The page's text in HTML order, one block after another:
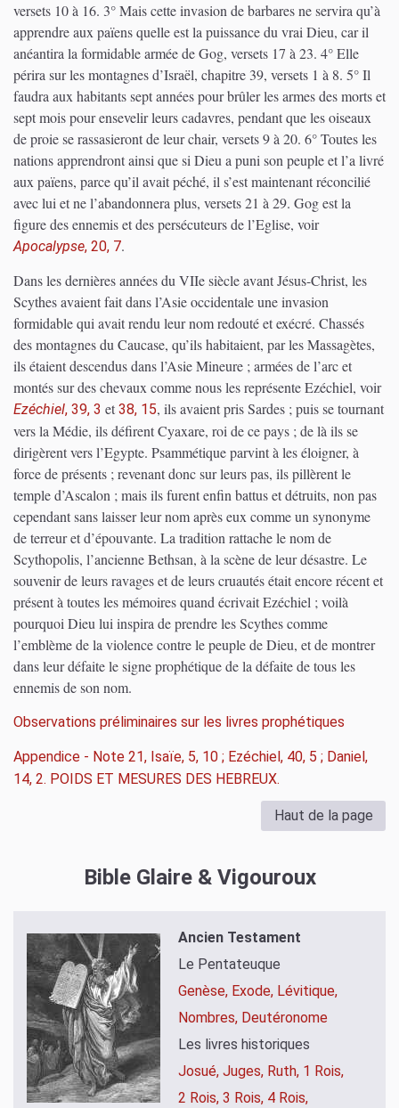
versets 10 à 16. 3° Mais cette invasion de barbares ne servira qu’à
apprendre aux païens quelle est la puissance du vrai Dieu, car il
anéantira la formidable armée de Gog, versets 17 à 23. 4° Elle
périra sur les montagnes d’Israël, chapitre 39, versets 1 à 8. 5° Il
faudra aux habitants sept années pour brûler les armes des morts et
sept mois pour ensevelir leurs cadavres, pendant que les oiseaux
de proie se rassasieront de leur chair, versets 9 à 20. 6° Toutes les
nations apprendront ainsi que si Dieu a puni son peuple et l’a livré
aux païens, parce qu’il avait péché, il s’est maintenant réconcilié
avec lui et ne l’abandonnera plus, versets 21 à 29. Gog est la
figure des ennemis et des persécuteurs de l’Eglise, voir
Apocalypse, 20, 7.
Dans les dernières années du VIIe siècle avant Jésus-Christ, les
Scythes avaient fait dans l’Asie occidentale une invasion
formidable qui avait rendu leur nom redouté et exécré. Chassés
des montagnes du Caucase, qu’ils habitaient, par les Massagètes,
ils étaient descendus dans l’Asie Mineure ; armées de l’arc et
montés sur des chevaux comme nous les représente Ezéchiel, voir
Ezéchiel, 39, 3 et 38, 15, ils avaient pris Sardes ; puis se tournant
vers la Médie, ils défirent Cyaxare, roi de ce pays ; de là ils se
dirigèrent vers l’Egypte. Psammétique parvint à les éloigner, à
force de présents ; revenant donc sur leurs pas, ils pillèrent le
temple d’Ascalon ; mais ils furent enfin battus et détruits, non pas
cependant sans laisser leur nom après eux comme un synonyme
de terreur et d’épouvante. La tradition rattache le nom de
Scythopolis, l’ancienne Bethsan, à la scène de leur désastre. Le
souvenir de leurs ravages et de leurs cruautés était encore récent et
présent à toutes les mémoires quand écrivait Ezéchiel ; voilà
pourquoi Dieu lui inspira de prendre les Scythes comme
l’emblème de la violence contre le peuple de Dieu, et de montrer
dans leur défaite le signe prophétique de la défaite de tous les
ennemis de son nom.
Observations préliminaires sur les livres prophétiques
Appendice - Note 21, Isaïe, 5, 10 ; Ezéchiel, 40, 5 ; Daniel,
14, 2. POIDS ET MESURES DES HEBREUX.
Haut de la page
Bible Glaire & Vigouroux
Ancien Testament
Le Pentateuque
Genèse, Exode, Lévitique,
Nombres, Deutéronome
Les livres historiques
Josué, Juges, Ruth, 1 Rois,
2 Rois, 3 Rois, 4 Rois,